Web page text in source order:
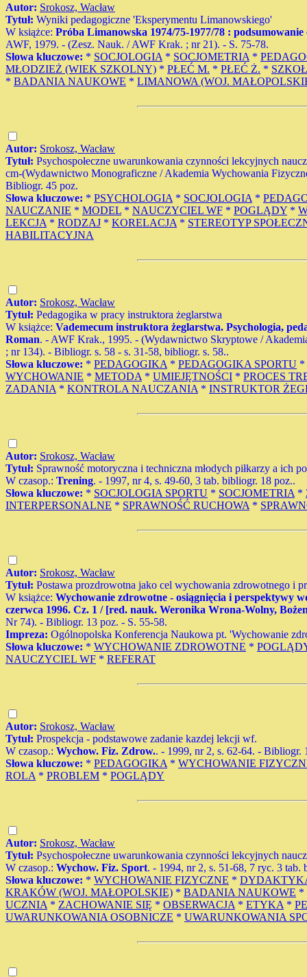
Autor: Srokosz, Wacław
Tytuł: Wyniki pedagogiczne 'Eksperymentu Limanowskiego'
W książce: Próba Limanowska 1974/75-1977/78 :
AWF, 1979. - (Zesz. Nauk. / AWF Krak. ; nr 21). - S. 75-78.
Słowa kluczowe: * SOCJOLOGIA * SOCJOMETRIA *
MŁODZIEŻ (WIEK SZKOLNY) * PŁEĆ M. * PŁEĆ Ż. *
* BADANIA NAUKOWE * LIMANOWA (WOJ.
Autor: Srokosz, Wacław
Tytuł: Psychospołeczne uwarunkowania czynności lekcyjnych
cm-(Wydawnictwo Monograficzne / Akademia Wychowania
Bibliogr. 45 poz.
Słowa kluczowe: * PSYCHOLOGIA * SOCJOLOGIA *
NAUCZANIE * MODEL * NAUCZYCIEL WF * POGLĄDY *
LEKCJA * RODZAJ * KORELACJA * STEREOTYP
HABILITACYJNA
Autor: Srokosz, Wacław
Tytuł: Pedagogika w pracy instruktora żeglarstwa
W książce: Vademecum instruktora żeglarstwa. Psychologia,
Roman. - AWF Krak., 1995. - (Wydawnictwo Skryptowe /
; nr 134). - Bibliogr. s. 58 - s. 31-58, bibliogr. s. 58..
Słowa kluczowe: * PEDAGOGIKA * PEDAGOGIKA SPORTU *
WYCHOWANIE * METODA * UMIEJĘTNOŚCI * PROCES
ZADANIA * KONTROLA NAUCZANIA * INSTRUKTOR
Autor: Srokosz, Wacław
Tytuł: Sprawność motoryczna i techniczna młodych piłkarzy a ich
W czasop.: Trening. - 1997, nr 4, s. 49-60, 3 tab. bibliogr. 18 poz..
Słowa kluczowe: * SOCJOLOGIA SPORTU * SOCJOMETRIA *
INTERPERSONALNE * SPRAWNOŚĆ RUCHOWA *
Autor: Srokosz, Wacław
Tytuł: Postawa prozdrowotna jako cel wychowania zdrowotnego i
W książce: Wychowanie zdrowotne - osiągnięcia i perspektywy
czerwca 1996. Cz. 1 / [red. nauk. Weronika Wrona-Wolny,
Nr 74). - Bibliogr. 13 poz. - S. 55-58.
Impreza: Ogólnopolska Konferencja Naukowa pt. 'Wychowanie
Słowa kluczowe: * WYCHOWANIE ZDROWOTNE *
NAUCZYCIEL WF * REFERAT
Autor: Srokosz, Wacław
Tytuł: Prospekcja - podstawowe zadanie kazdej lekcji wf.
W czasop.: Wychow. Fiz. Zdrow.. - 1999, nr 2, s. 62-64. - Bibliogr.
Słowa kluczowe: * PEDAGOGIKA * WYCHOWANIE
ROLA * PROBLEM * POGLĄDY
Autor: Srokosz, Wacław
Tytuł: Psychospołeczne uwarunkowania czynności lekcyjnych
W czasop.: Wychow. Fiz. Sport. - 1994, nr 2, s. 51-68, 7 ryc. 3 tab.
Słowa kluczowe: * WYCHOWANIE FIZYCZNE *
KRAKÓW (WOJ. MAŁOPOLSKIE) * BADANIA NAUKOWE *
UCZNIA * ZACHOWANIE SIĘ * OBSERWACJA * ETYKA *
UWARUNKOWANIA OSOBNICZE * UWARUNKOWANIA